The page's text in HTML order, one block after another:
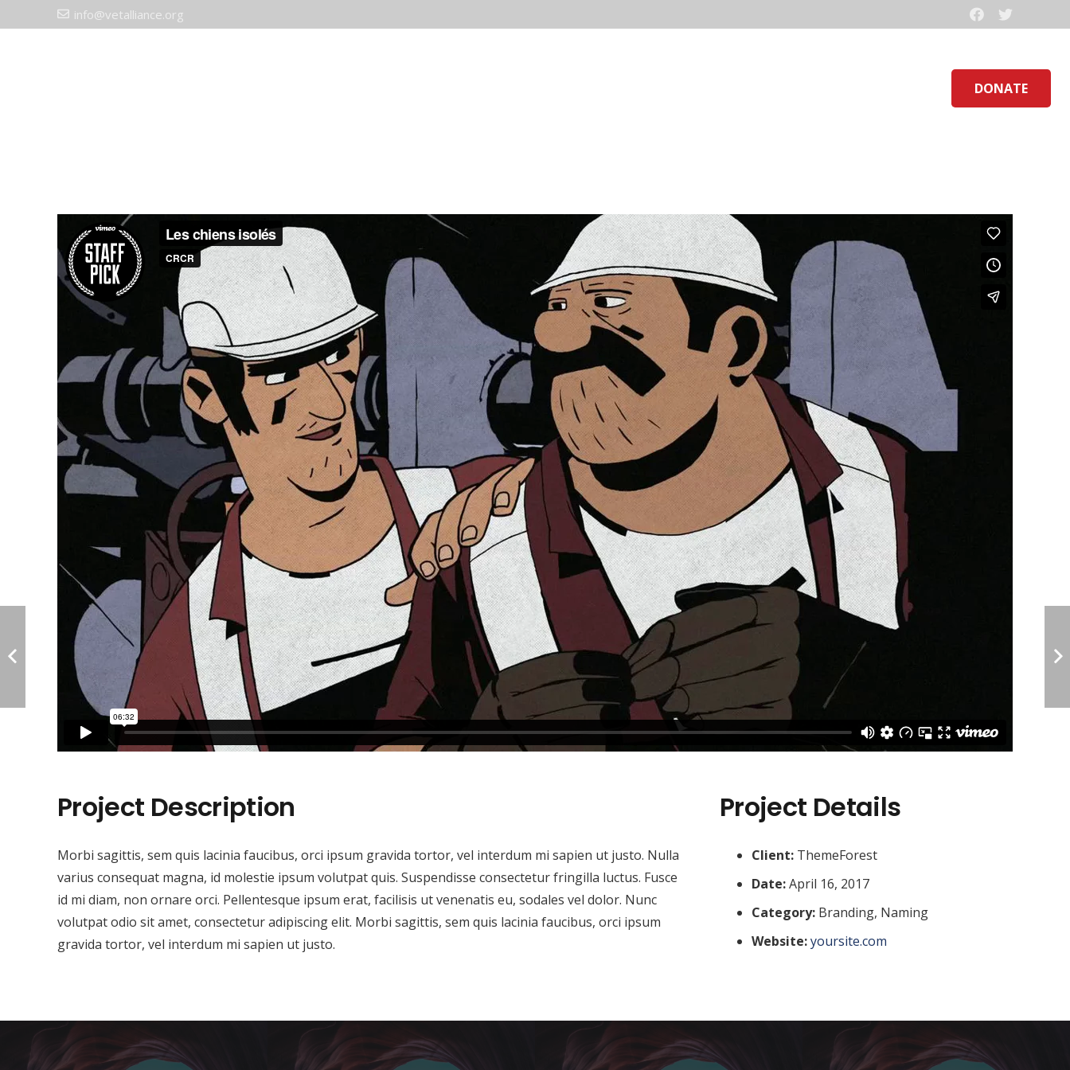
info@vetalliance.org
DONATE
Project Description
Morbi sagittis, sem quis lacinia faucibus, orci ipsum gravida tortor, vel interdum mi sapien ut justo. Nulla
varius consequat magna, id molestie ipsum volutpat quis. Suspendisse consectetur fringilla luctus. Fusce
id mi diam, non ornare orci. Pellentesque ipsum erat, facilisis ut venenatis eu, sodales vel dolor. Nunc
volutpat odio sit amet, consectetur adipiscing elit. Morbi sagittis, sem quis lacinia faucibus, orci ipsum
gravida tortor, vel interdum mi sapien ut justo.
Project Details
Client:ThemeForest
Date:April 16, 2017
Category:Branding, Naming
Website:yoursite.com